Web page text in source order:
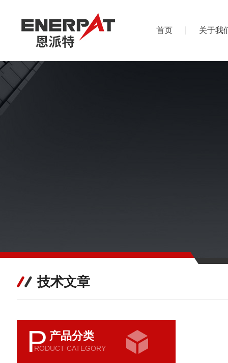
首页 关于我
技术文章
P 产品分类
RODUCT CATEGORY